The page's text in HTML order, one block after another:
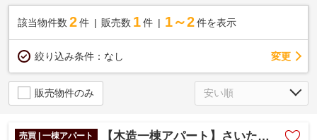
該当物件数 2件 販売数 1 件 1～2 件を表示
絞り込み条件： なし 変更
販売物件のみ
売買 | 一棟アパート 【木造一棟アパート】さいたま市岩槻区東岩槻5丁目